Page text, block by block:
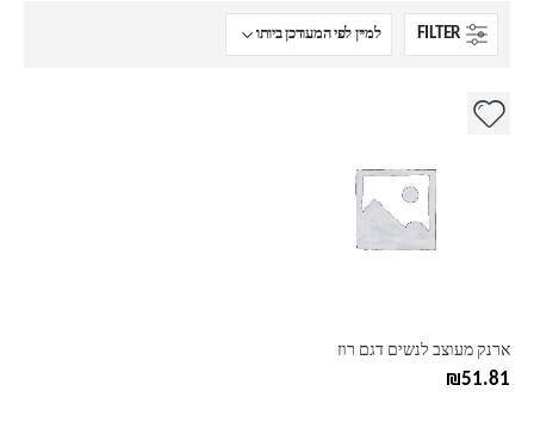
FILTER
ארנק מעוצב לנשים דגם רוז
₪51.81
למוצר
המוצר